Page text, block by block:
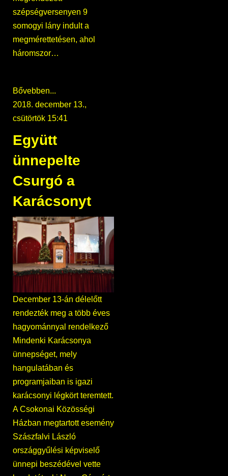
szépségversenyen 9
somogyi lány indult a
megmérettetésen, ahol
háromszor…
Bővebben...
2018. december 13.,
csütörtök 15:41
Együtt
ünnepelte
Csurgó a
Karácsonyt
December 13-án délelőtt
rendezték meg a több éves
hagyománnyal rendelkező
Mindenki Karácsonya
ünnepséget, mely
hangulatában és
programjaiban is igazi
karácsonyi légkört teremtett.
A Csokonai Közösségi
Házban megtartott esemény
Szászfalvi László
országgyűlési képviselő
ünnepi beszédével vette